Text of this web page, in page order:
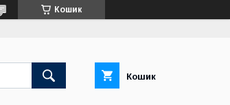
Кошик
Кошик